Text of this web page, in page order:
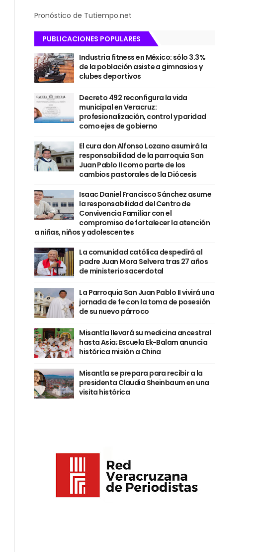
Pronóstico de Tutiempo.net
PUBLICACIONES POPULARES
Industria fitness en México: sólo 3.3%
de la población asiste a gimnasios y
clubes deportivos
Decreto 492 reconfigura la vida
municipal en Veracruz:
profesionalización, control y paridad
como ejes de gobierno
El cura don Alfonso Lozano asumirá la
responsabilidad de la parroquia San
Juan Pablo II como parte de los
cambios pastorales de la Diócesis
Isaac Daniel Francisco Sánchez asume
la responsabilidad del Centro de
Convivencia Familiar con el
compromiso de fortalecer la atención
a niñas, niños y adolescentes
La comunidad católica despedirá al
padre Juan Mora Selvera tras 27 años
de ministerio sacerdotal
La Parroquia San Juan Pablo II vivirá una
jornada de fe con la toma de posesión
de su nuevo párroco
Misantla llevará su medicina ancestral
hasta Asia; Escuela Ek-Balam anuncia
histórica misión a China
Misantla se prepara para recibir a la
presidenta Claudia Sheinbaum en una
visita histórica